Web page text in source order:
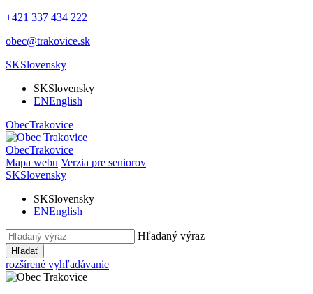
+421 337 434 222
obec@trakovice.sk
SKSlovensky
SKSlovensky
ENEnglish
ObecTrakovice
ObecTrakovice
Mapa webu Verzia pre seniorov
SKSlovensky
SKSlovensky
ENEnglish
Hľadaný výraz
Hľadať
rozšírené vyhľadávanie